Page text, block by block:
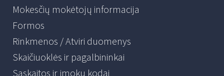
Mokesčių mokėtojų informacija
Formos
Rinkmenos / Atviri duomenys
Skaičiuoklės ir pagalbininkai